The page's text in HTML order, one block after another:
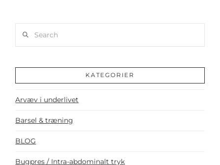
KATEGORIER
Arvæv i underlivet
Barsel & træning
BLOG
Bugpres / Intra-abdominalt tryk